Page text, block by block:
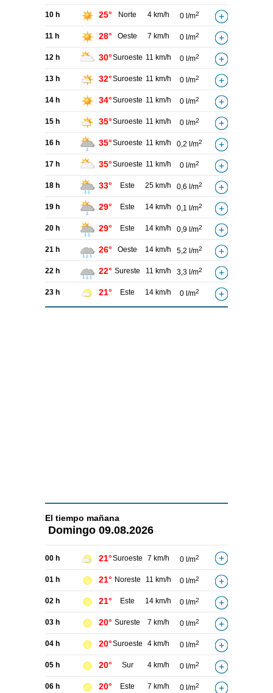
10 h 25° Norte 4 km/h 0 l/m2
11 h 28° Oeste 7 km/h 0 l/m2
12 h 30°Suroeste 11 km/h 0 l/m2
13 h 32°Suroeste 11 km/h 0 l/m2
14 h 34°Suroeste 11 km/h 0 l/m2
15 h 35°Suroeste 11 km/h 0 l/m2
16 h 35°Suroeste 11 km/h 0,2 l/m2
17 h 35°Suroeste 11 km/h 0 l/m2
18 h 33° Este 25 km/h 0,6 l/m2
19 h 29° Este 14 km/h 0,1 l/m2
20 h 29° Este 14 km/h 0,9 l/m2
21 h 26° Oeste 14 km/h 5,2 l/m2
22 h 22° Sureste 11 km/h 3,3 l/m2
23 h 21° Este 14 km/h 0 l/m2
El tiempo mañana
Domingo 09.08.2026
00 h 21°Suroeste 7 km/h 0 l/m2
01 h 21° Noreste 11 km/h 0 l/m2
02 h 21° Este 14 km/h 0 l/m2
03 h 20° Sureste 7 km/h 0 l/m2
04 h 20°Suroeste 4 km/h 0 l/m2
05 h 20° Sur 4 km/h 0 l/m2
06 h 20° Este 7 km/h 0 l/m2